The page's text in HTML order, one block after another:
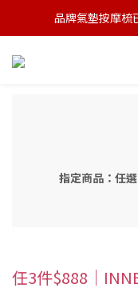
🆕 新
品牌氣墊按摩梳
🆕
指定商品：任
任3件$888｜